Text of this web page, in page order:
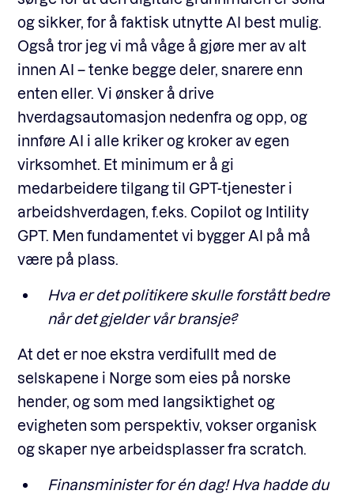
og sikker, for å faktisk utnytte AI best mulig.
Også tror jeg vi må våge å gjøre mer av alt
innen AI – tenke begge deler, snarere enn
enten eller. Vi ønsker å drive
hverdagsautomasjon nedenfra og opp, og
innføre AI i alle kriker og kroker av egen
virksomhet. Et minimum er å gi
medarbeidere tilgang til GPT-tjenester i
arbeidshverdagen, f.eks. Copilot og Intility
GPT. Men fundamentet vi bygger AI på må
være på plass.
Hva er det politikere skulle forstått bedre
når det gjelder vår bransje?
At det er noe ekstra verdifullt med de
selskapene i Norge som eies på norske
hender, og som med langsiktighet og
evigheten som perspektiv, vokser organisk
og skaper nye arbeidsplasser fra scratch.
Finansminister for én dag! Hva hadde du